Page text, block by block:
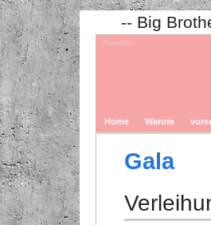
-- Big
Anmelden
Home Warum
Gala